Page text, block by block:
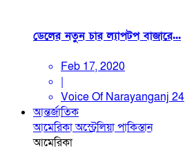
ডেলের নতুন চার ল্যাপটপ বাজারে...
Feb 17, 2020
|
Voice Of Narayanganj 24
আন্তর্জাতিক
আমেরিকাঅস্ট্রেলিয়াপাকিস্তান
আমেরিকা